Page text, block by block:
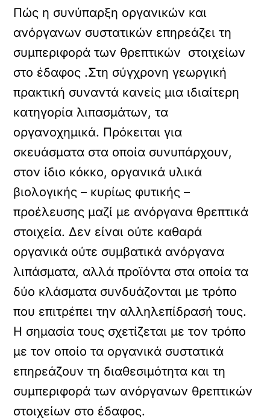
Πώς η συνύπαρξη οργανικών και
ανόργανων συστατικών επηρεάζει τη
συμπεριφορά των θρεπτικών στοιχείων
στο έδαφος .Στη σύγχρονη γεωργική
πρακτική συναντά κανείς μια ιδιαίτερη
κατηγορία λιπασμάτων, τα
οργανοχημικά. Πρόκειται για
σκευάσματα στα οποία συνυπάρχουν,
στον ίδιο κόκκο, οργανικά υλικά
βιολογικής – κυρίως φυτικής –
προέλευσης μαζί με ανόργανα θρεπτικά
στοιχεία. Δεν είναι ούτε καθαρά
οργανικά ούτε συμβατικά ανόργανα
λιπάσματα, αλλά προϊόντα στα οποία τα
δύο κλάσματα συνδυάζονται με τρόπο
που επιτρέπει την αλληλεπίδρασή τους.
Η σημασία τους σχετίζεται με τον τρόπο
με τον οποίο τα οργανικά συστατικά
επηρεάζουν τη διαθεσιμότητα και τη
συμπεριφορά των ανόργανων θρεπτικών
στοιχείων στο έδαφος.